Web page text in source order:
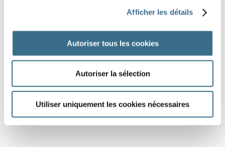
Afficher les détails
Autoriser tous les cookies
Autoriser la sélection
Utiliser uniquement les cookies nécessaires
DONE!
Do you want to do the dictation?